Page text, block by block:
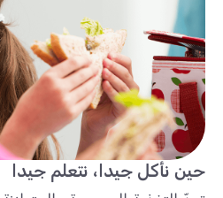
حين نأكل جيدا، نتعلم جيدا